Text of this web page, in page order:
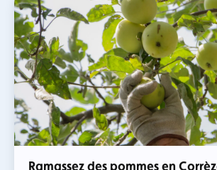
Ramassez des pommes en